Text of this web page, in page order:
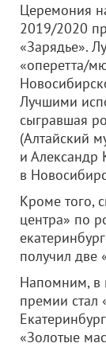
Церемония
2019/2020
«Зарядье».
«оперетта/
Лучшими
сыгравшая
(Алтайский
и
в
Кроме того,
центра» по
получил две
Напомним, в
премии стал
«Золотые